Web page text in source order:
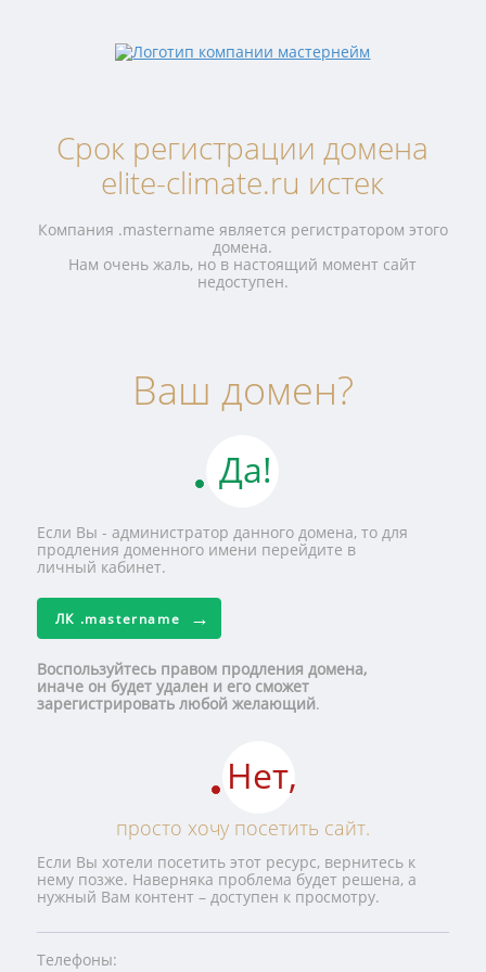
Срок регистрации домена
elite-climate.ru истек
Компания .mastername является регистратором этого
домена.
Нам очень жаль, но в настоящий момент сайт
недоступен.
Ваш домен?
Да!
Если Вы - администратор данного домена, то для
продления доменного имени перейдите в
личный кабинет.
ЛК .mastername
Воспользуйтесь правом продления домена,
иначе он будет удален и его сможет
зарегистрировать любой желающий.
Нет,
просто хочу посетить сайт.
Если Вы хотели посетить этот ресурс, вернитесь к
нему позже. Наверняка проблема будет решена, а
нужный Вам контент – доступен к просмотру.
Телефоны: